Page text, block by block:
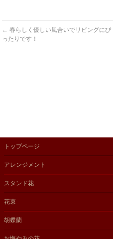
← 春らしく優しい風合いでリビングにぴ
ったりです！
トップページ
アレンジメント
スタンド花
花束
胡蝶蘭